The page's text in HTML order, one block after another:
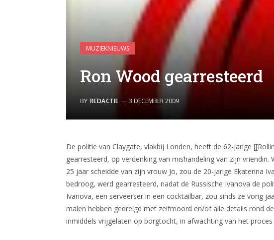
MUZIEKNIEUWS
Ron Wood gearresteerd
BY REDACTIE 3 DECEMBER 2009
De politie van Claygate, vlakbij Londen, heeft de 62-jarige
gearresteerd, op verdenking van mishandeling van zijn
25 jaar scheidde van zijn vrouw Jo, zou de 20-jarige Ekaterina
bedroog, werd gearresteerd, nadat de Russische Ivanova de
Ivanova, een serveerser in een cocktailbar, zou sinds ze vorig
malen hebben gedreigd met zelfmoord en/of alle details rond
inmiddels vrijgelaten op borgtocht, in afwachting van het proces